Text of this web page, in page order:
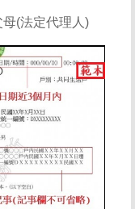
(法定代理人)